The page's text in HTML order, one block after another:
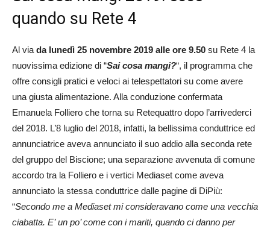
quando su Rete 4
Al via da lunedì 25 novembre 2019 alle ore 9.50 su Rete 4 la
nuovissima edizione di “Sai cosa mangi?“, il programma che
offre consigli pratici e veloci ai telespettatori su come avere
una giusta alimentazione. Alla conduzione confermata
Emanuela Folliero che torna su Retequattro dopo l’arrivederci
del 2018. L’8 luglio del 2018, infatti, la bellissima conduttrice ed
annunciatrice aveva annunciato il suo addio alla seconda rete
del gruppo del Biscione; una separazione avvenuta di comune
accordo tra la Folliero e i vertici Mediaset come aveva
annunciato la stessa conduttrice dalle pagine di DiPiù:
“Secondo me a Mediaset mi consideravano come una vecchia
ciabatta. E’un po’ come con i mariti, quando ci danno per